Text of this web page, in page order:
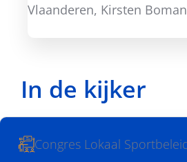
Vlaanderen, Kirsten
In de kijker
Congres Lokaal